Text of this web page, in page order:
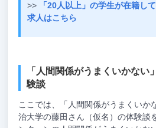
>>
「20人以上」の学生が在籍し
求人はこちら
「人間関係がうまくいかない
験談
ここでは、「人間関係がうまくいか
治大学の藤田さん（仮名）の体験談